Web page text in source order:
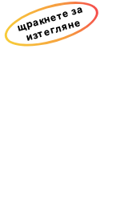
щракнете за
изтегляне